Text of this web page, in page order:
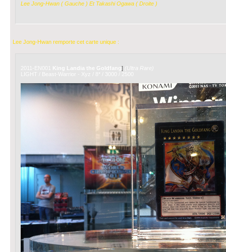
Lee Jong-Hwan ( Gauche ) Et Takashi Ogawa ( Droite )
Lee Jong-Hwan remporte cet carte unique :
2011-EN001 King Landia the Goldfang] (Ultra Rare)
LIGHT / Beast-Warrior - Xyz / 8* / 3000 / 2500